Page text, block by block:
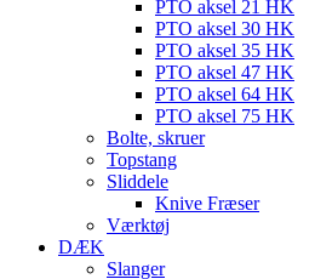
PTO aksel 21 HK
PTO aksel 30 HK
PTO aksel 35 HK
PTO aksel 47 HK
PTO aksel 64 HK
PTO aksel 75 HK
Bolte, skruer
Topstang
Sliddele
Knive Fræser
Værktøj
DÆK
Slanger